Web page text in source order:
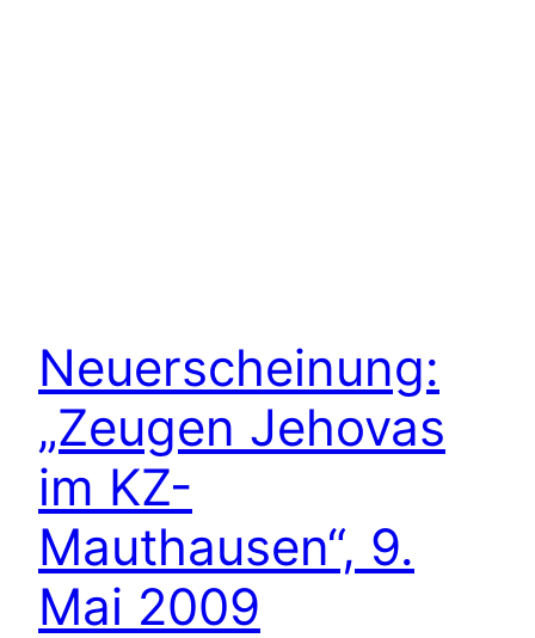
Neuerscheinung:
„Zeugen Jehovas
im KZ-
Mauthausen“, 9.
Mai 2009